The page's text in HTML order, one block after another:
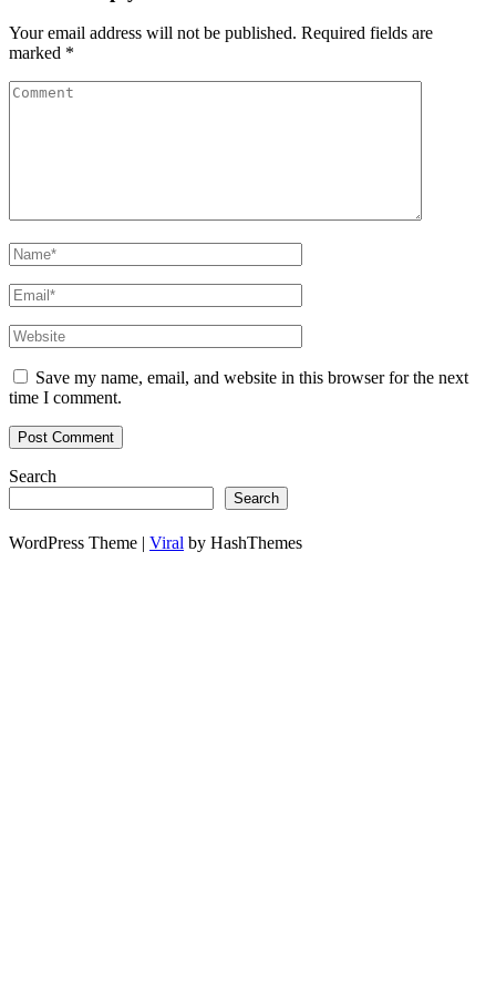
Your email address will not be published. Required fields are
marked *
Save my name, email, and website in this browser for the next
time I comment.
Search
Search
WordPress Theme | Viral by HashThemes